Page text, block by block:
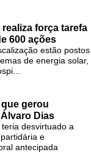
força tarefa
600 ações
estão postos
de energia solar,
gerou
Dias
desvirtuado a
e
antecipada